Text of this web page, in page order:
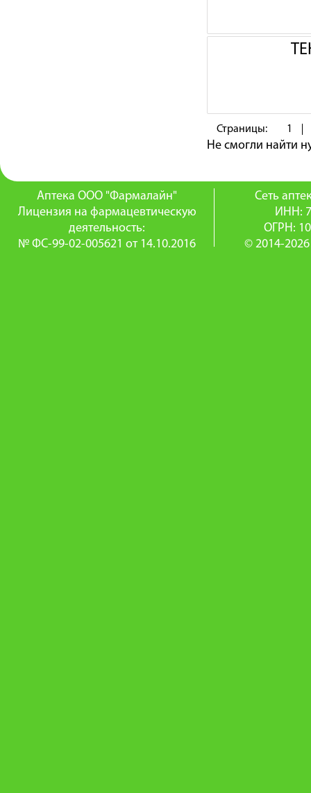
Страницы: 1
Не смогли найти
Аптека ООО "Фармалайн"
Лицензия на фармацевтическую
деятельность:
№ ФС-99-02-005621 от 14.10.2016
Сеть
ИНН:
ОГРН:
© 2014-